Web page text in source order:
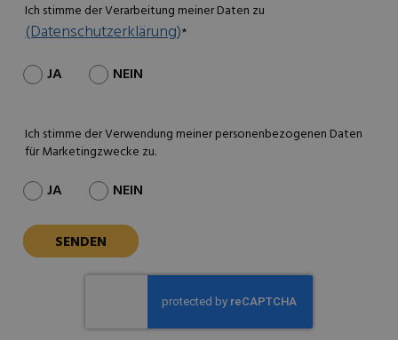
Ich stimme der Verarbeitung meiner Daten zu
(Datenschutzerklärung)*
JA NEIN
Ich stimme der Verwendung meiner personenbezogenen Daten
für Marketingzwecke zu.
JA NEIN